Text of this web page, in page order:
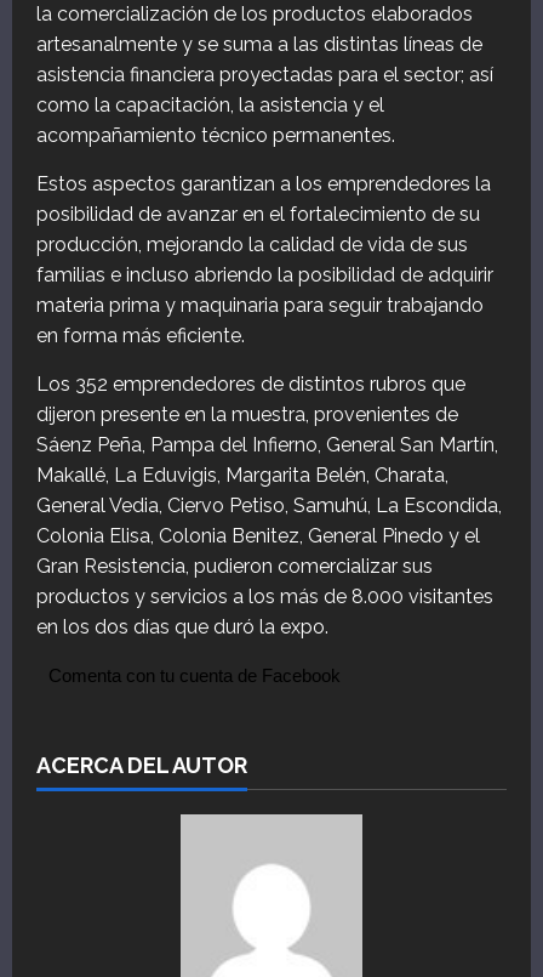
la comercialización de los productos elaborados
artesanalmente y se suma a las distintas líneas de
asistencia financiera proyectadas para el sector; así
como la capacitación, la asistencia y el
acompañamiento técnico permanentes.
Estos aspectos garantizan a los emprendedores la
posibilidad de avanzar en el fortalecimiento de su
producción, mejorando la calidad de vida de sus
familias e incluso abriendo la posibilidad de adquirir
materia prima y maquinaria para seguir trabajando
en forma más eficiente.
Los 352 emprendedores de distintos rubros que
dijeron presente en la muestra, provenientes de
Sáenz Peña, Pampa del Infierno, General San Martín,
Makallé, La Eduvigis, Margarita Belén, Charata,
General Vedia, Ciervo Petiso, Samuhú, La Escondida,
Colonia Elisa, Colonia Benitez, General Pinedo y el
Gran Resistencia, pudieron comercializar sus
productos y servicios a los más de 8.000 visitantes
en los dos días que duró la expo.
Comenta con tu cuenta de Facebook
ACERCA DEL AUTOR